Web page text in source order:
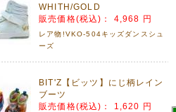
をアップしました!
WHITH/GOLD
販売価格(税込)： 4,968 円
レア物!VKO-504キッズダンスシュ
ーズ
BIT'Z【ビッツ】にじ柄レイン
ブーツ
販売価格(税込)： 1,620 円